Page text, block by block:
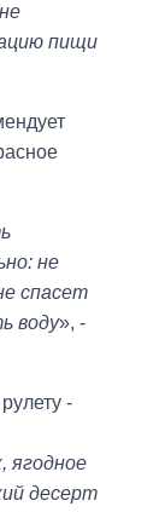
пищи
не
спасет
воду», -
-
ягодное
десерт